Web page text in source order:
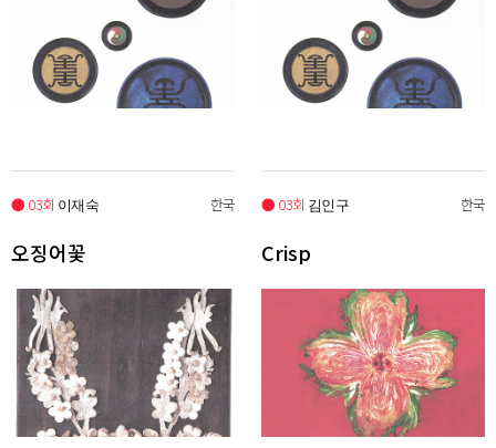
● 03회 이재숙 한국
오징어꽃
● 03회 김인구 한국
Crisp